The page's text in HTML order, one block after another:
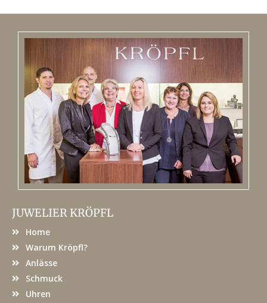
JUWELIER KRÖPFL
Home
Warum Kröpfl?
Anlässe
Schmuck
Uhren